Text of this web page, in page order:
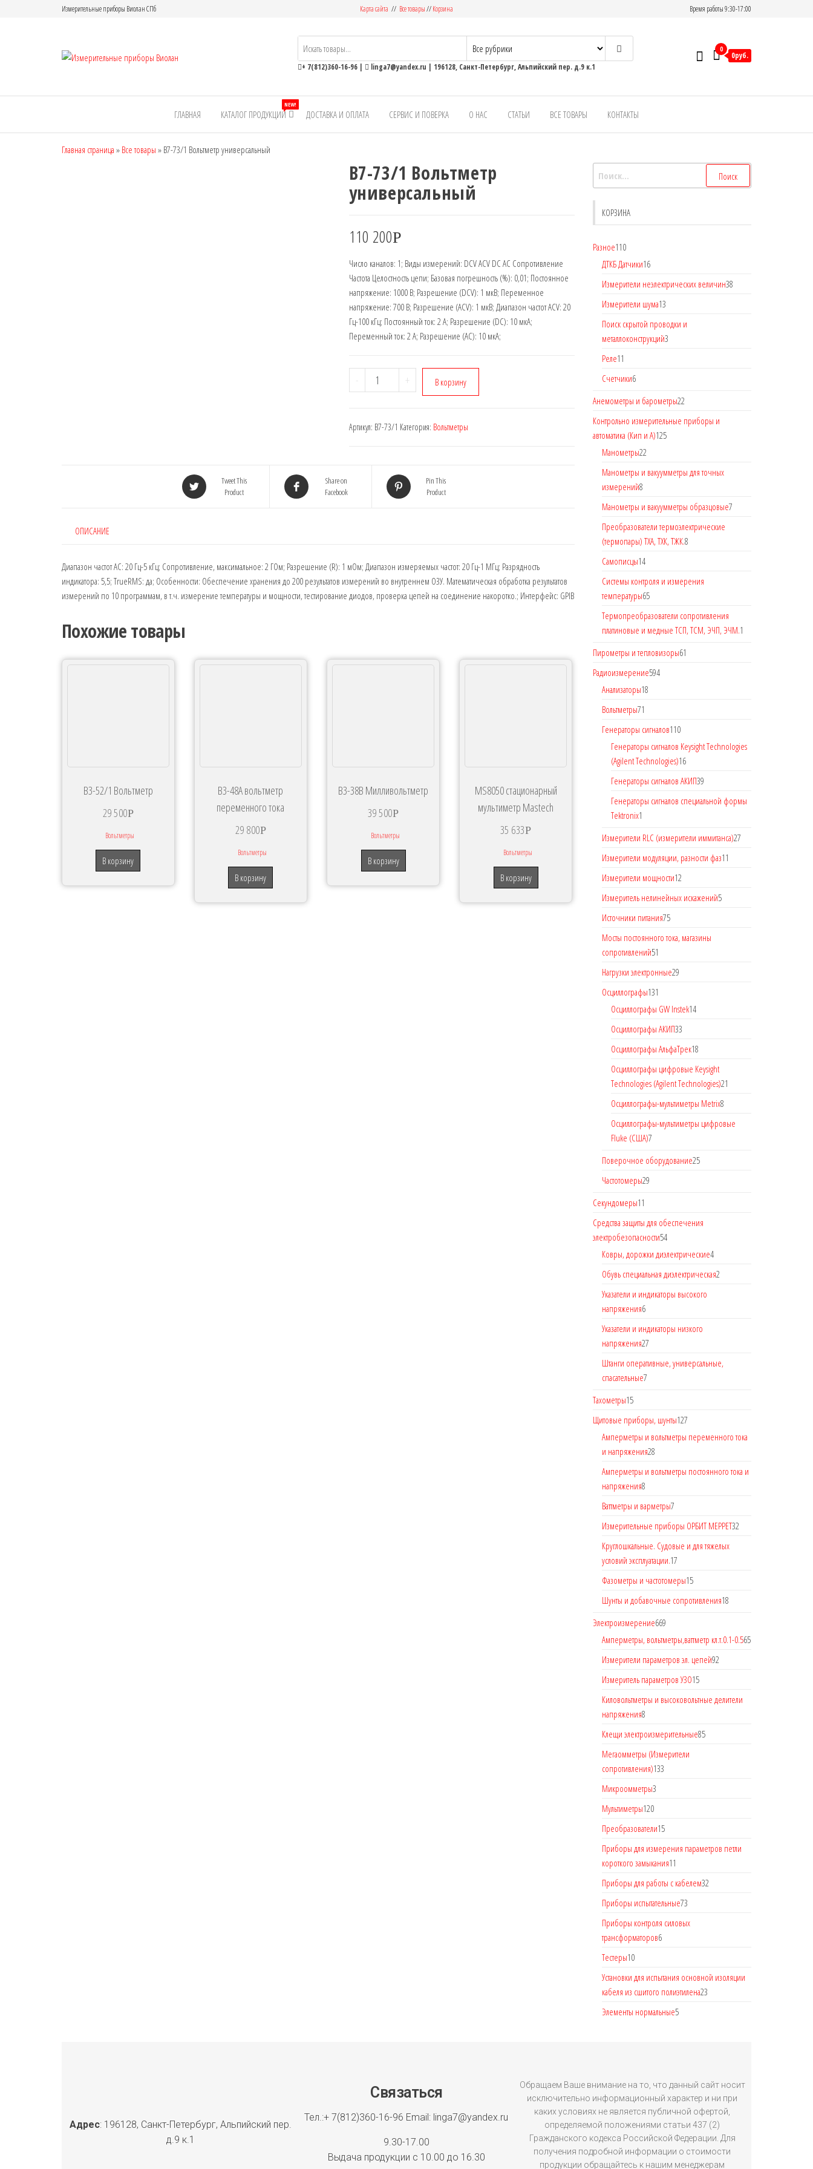
Измерительные приборы Виолан СПб Карта сайта // Все товары//Корзина Время работы 9:30-17:00
Измерительные
Виолан
+ 7(812)360-16-96 | linga7@yandex.ru | 196128, Санкт-Петербург, Альпийский пер. д.9 к.1
0
0руб.
ГЛАВНАЯ КАТАЛОГ ПРОДУКЦИИ
NEW!
ДОСТАВКА И ОПЛАТА СЕРВИС И ПОВЕРКА О НАС СТАТЬИ ВСЕ ТОВАРЫ КОНТАКТЫ
Главная страница » Все товары » В7-73/1 Вольтметр универсальный
В7-73/1 Вольтметр
универсальный
110 200Р
Число каналов: 1; Виды измерений: DCV ACV DC AC Сопротивление
Частота Целостность цепи; Базовая погрешность (%): 0,01; Постоянное
напряжение: 1000 В; Разрешение (DCV): 1 мкВ; Переменное
напряжение: 700 В; Разрешение (ACV): 1 мкВ; Диапазон частот ACV: 20
Гц-100 кГц; Постоянный ток: 2 А; Разрешение (DC): 10 мкА;
Переменный ток: 2 А; Разрешение (AC): 10 мкА;
- + В корзину
Артикул: В7-73/1 Категория: Вольтметры
Tweet This
Product
Share on
Facebook
Pin This
Product
ОПИСАНИЕ
Диапазон частот AC: 20 Гц-5 кГц; Сопротивление, максимальное: 2 ГОм; Разрешение (R): 1 мОм; Диапазон измеряемых частот: 20 Гц-1 МГц; Разрядность
индикатора: 5,5; TrueRMS: да; Особенности: Обеспечение хранения до 200 результатов измерений во внутреннем ОЗУ. Математическая обработка результатов
измерений по 10 программам, в т.ч. измерение температуры и мощности, тестирование диодов, проверка цепей на соединение накоротко.; Интерфейс: GPIB
Похожие товары
В3-52/1 Вольтметр
29 500Р
Вольтметры
В корзину
В3-48А вольтметр
переменного тока
29 800Р
Вольтметры
В корзину
В3-38В Милливольтметр
39 500Р
Вольтметры
В корзину
MS8050 стационарный
мультиметр Mastech
35 633Р
Вольтметры
В корзину
КОРЗИНА
Разное110
ДТКБ Датчики16
Измерители неэлектрических величин38
Измерители шума13
Поиск скрытой проводки и
металлоконструкций3
Реле11
Счетчики6
Анемометры и барометры22
Контрольно измерительные приборы и
автоматика (Кип и А)125
Манометры22
Манометры и вакуумметры для точных
измерений8
Манометры и вакуумметры образцовые7
Преобразователи термоэлектрические
(термопары) ТХА, ТХК, ТЖК.8
Самописцы14
Системы контроля и измерения
температуры65
Термопреобразователи сопротивления
платиновые и медные ТСП, ТСМ, ЭЧП, ЭЧМ.1
Пирометры и тепловизоры61
Радиоизмерение594
Анализаторы18
Вольтметры71
Генераторы сигналов110
Генераторы сигналов Keysight Technologies
(Agilent Technologies)16
Генераторы сигналов АКИП39
Генераторы сигналов специальной формы
Tektronix1
Измерители RLC (измерители иммитанса)27
Измерители модуляции, разности фаз11
Измерители мощности12
Измеритель нелинейных искажений5
Источники питания75
Мосты постоянного тока, магазины
сопротивлений51
Нагрузки электронные29
Осциллографы131
Осциллографы GW Instek14
Осциллографы АКИП33
Осциллографы АльфаТрек18
Осциллографы цифровые Keysight
Technologies (Agilent Technologies)21
Осциллографы-мультиметры Metrix8
Осциллографы-мультиметры цифровые
Fluke (США)7
Поверочное оборудование25
Частотомеры29
Секундомеры11
Средства защиты для обеспечения
электробезопасности54
Ковры, дорожки диэлектрические4
Обувь специальная диэлектрическая2
Указатели и индикаторы высокого
напряжения6
Указатели и индикаторы низкого
напряжения27
Штанги оперативные, универсальные,
спасательные7
Тахометры15
Щитовые приборы, шунты127
Амперметры и вольтметры переменного тока
и напряжения28
Амперметры и вольтметры постоянного тока и
напряжения8
Ваттметры и варметры7
Измерительные приборы ОРБИТ МЕРРЕТ32
Круглошкальные. Судовые и для тяжелых
условий эксплуатации.17
Фазометры и частотомеры15
Шунты и добавочные сопротивления18
Электроизмерение669
Амперметры, вольтметры,ваттметр кл.т.0.1-0.565
Измерители параметров эл. цепей92
Измеритель параметров УЗО15
Киловольтметры и высоковольтные делители
напряжения8
Клещи электроизмерительные85
Мегаомметры (Измерители
сопротивления)133
Микроомметры3
Мультиметры120
Преобразователи15
Приборы для измерения параметров петли
короткого замыкания11
Приборы для работы с кабелем32
Приборы испытательные73
Приборы контроля силовых
трансформаторов6
Тестеры10
Установки для испытания основной изоляции
кабеля из сшитого полиэтилена23
Элементы нормальные5
Адрес: 196128, Санкт-Петербург, Альпийский пер.
д.9 к.1
Связаться
Тел.:+ 7(812)360-16-96 Email: linga7@yandex.ru
9.30-17.00
Выдача продукции с 10.00 до 16.30
Обращаем Ваше внимание на то, что данный сайт носит
исключительно информационный характер и ни при
каких условиях не является публичной офертой,
определяемой положениями статьи 437 (2)
Гражданского кодекса Российской Федерации. Для
получения подробной информации о стоимости
продукции обращайтесь к нашим менеджерам